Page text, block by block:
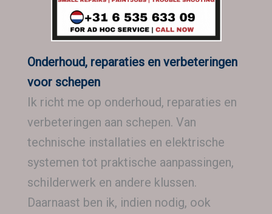
Onderhoud, reparaties en verbeteringen
voor schepen
Ik richt me op onderhoud, reparaties en
verbeteringen aan schepen. Van
technische installaties en elektrische
systemen tot praktische aanpassingen,
schilderwerk en andere klussen.
Daarnaast ben ik, indien nodig, ook